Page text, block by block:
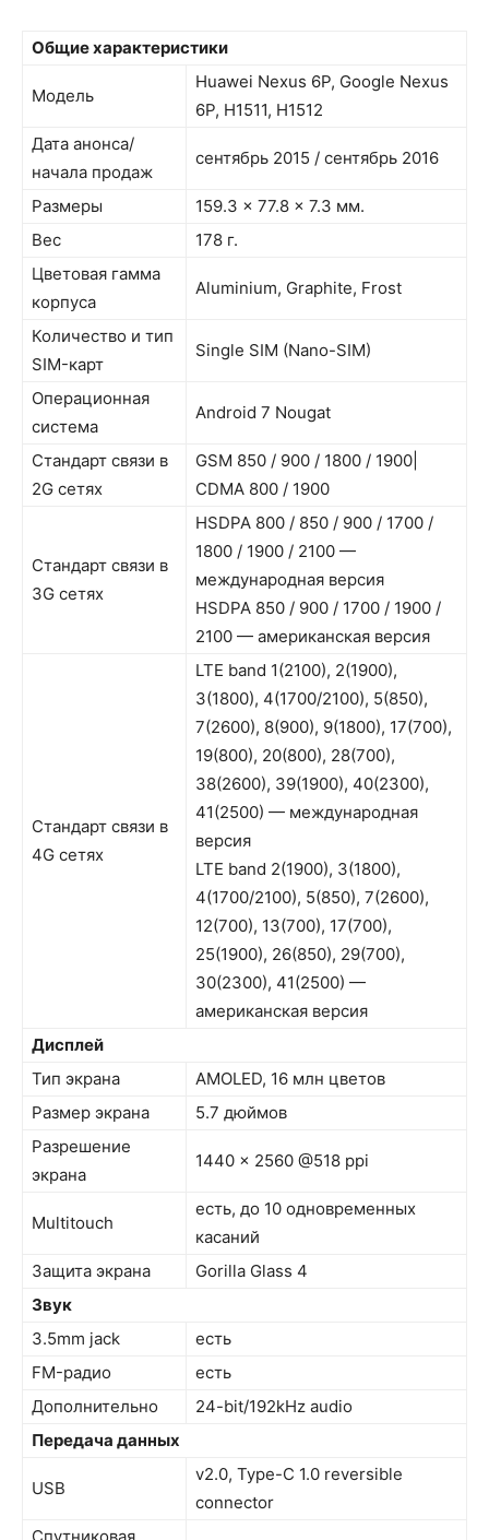
Общие характеристики
Модель
Huawei Nexus 6P, Google Nexus
6P, H1511, H1512
Дата анонса/
начала продаж
сентябрь 2015 / сентябрь 2016
Размеры
159.3 x 77.8 x 7.3 мм.
Вес
178 г.
Цветовая гамма
корпуса
Aluminium, Graphite, Frost
Количество и тип
SIM-карт
Single SIM (Nano-SIM)
Операционная
система
Android 7 Nougat
Стандарт связи в
2G сетях
GSM 850 / 900 / 1800 / 1900|
CDMA 800 / 1900
Стандарт связи в
3G сетях
HSDPA 800 / 850 / 900 / 1700 /
1800 / 1900 / 2100 —
международная версия
HSDPA 850 / 900 / 1700 / 1900 /
2100 — американская версия
Стандарт связи в
4G сетях
LTE band 1(2100), 2(1900),
3(1800), 4(1700/2100), 5(850),
7(2600), 8(900), 9(1800), 17(700),
19(800), 20(800), 28(700),
38(2600), 39(1900), 40(2300),
41(2500) — международная
версия
LTE band 2(1900), 3(1800),
4(1700/2100), 5(850), 7(2600),
12(700), 13(700), 17(700),
25(1900), 26(850), 29(700),
30(2300), 41(2500) —
американская версия
Дисплей
Тип экрана
AMOLED, 16 млн цветов
Размер экрана
5.7 дюймов
Разрешение
экрана
1440 x 2560 @518 ppi
Multitouch
есть, до 10 одновременных
касаний
Защита экрана
Gorilla Glass 4
Звук
3.5mm jack
есть
FM-радио
есть
Дополнительно
24-bit/192kHz audio
Передача данных
USB
v2.0, Type-C 1.0 reversible
connector